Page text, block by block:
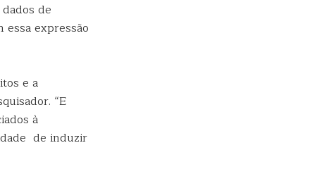
de
essa expressão
e a
“E
à
de induzir